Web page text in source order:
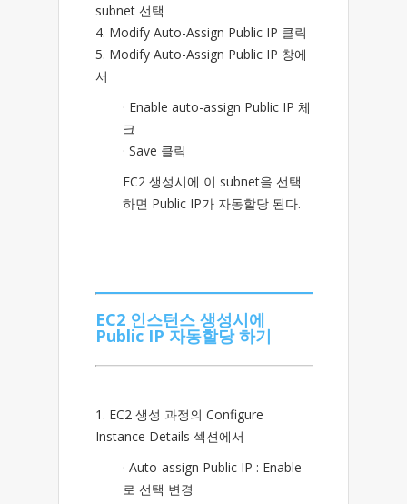
subnet 선택
4. Modify Auto-Assign Public IP 클릭
5. Modify Auto-Assign Public IP 창에
서
· Enable auto-assign Public IP 체
크
· Save 클릭
EC2 생성시에 이 subnet을 선택
하면 Public IP가 자동할당 된다.
EC2 인스턴스 생성시에
Public IP 자동할당 하기
1. EC2 생성 과정의 Configure
Instance Details 섹션에서
· Auto-assign Public IP : Enable
로 선택 변경